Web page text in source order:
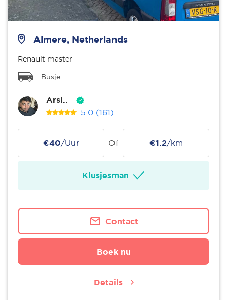
Almere, Netherlands
Renault master
Busje
Arsl..
5.0 (161)
€40/Uur Of €1.2/km
Klusjesman
Contact
Boek nu
Details